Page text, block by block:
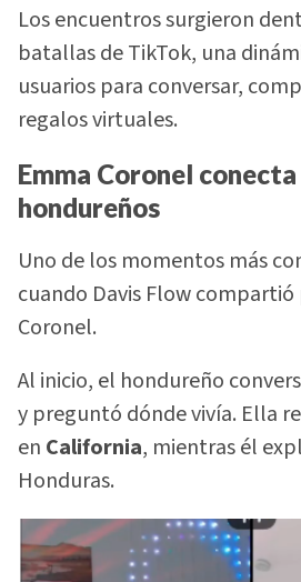
Los encuentros surgieron
batallas de TikTok, una
usuarios para conversar,
regalos virtuales.
Emma Coronel
hondureños
Uno de los momentos más
cuando Davis Flow
Coronel.
Al inicio, el hondureño
y preguntó dónde vivía. Ella
en California, mientras él
Honduras.